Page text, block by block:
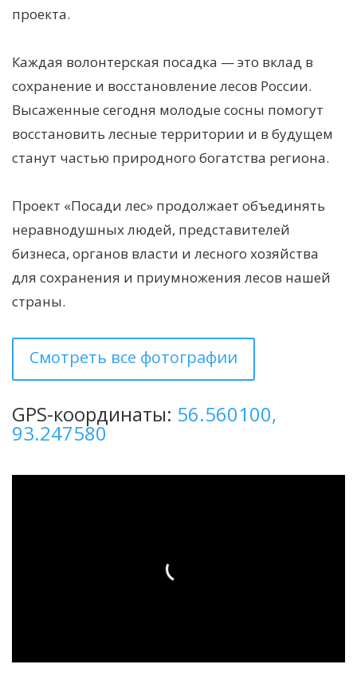
проекта.
Каждая волонтерская посадка — это вклад в
сохранение и восстановление лесов России.
Высаженные сегодня молодые сосны помогут
восстановить лесные территории и в будущем
станут частью природного богатства региона.
Проект «Посади лес» продолжает объединять
неравнодушных людей, представителей
бизнеса, органов власти и лесного хозяйства
для сохранения и приумножения лесов нашей
страны.
Смотреть все фотографии
GPS-координаты: 56.560100,
93.247580